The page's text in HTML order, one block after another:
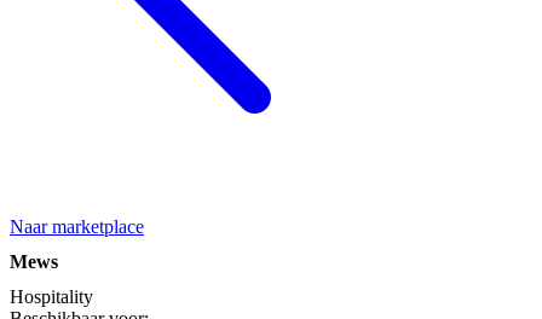
Naar marketplace
Mews
Hospitality